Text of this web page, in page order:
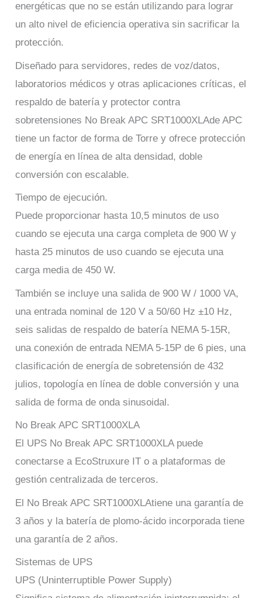
energéticas que no se están utilizando para lograr
un alto nivel de eficiencia operativa sin sacrificar la
protección.
Diseñado para servidores, redes de voz/datos,
laboratorios médicos y otras aplicaciones críticas, el
respaldo de batería y protector contra
sobretensiones No Break APC SRT1000XLAde APC
tiene un factor de forma de Torre y ofrece protección
de energía en línea de alta densidad, doble
conversión con escalable.
Tiempo de ejecución.
Puede proporcionar hasta 10,5 minutos de uso
cuando se ejecuta una carga completa de 900 W y
hasta 25 minutos de uso cuando se ejecuta una
carga media de 450 W.
También se incluye una salida de 900 W / 1000 VA,
una entrada nominal de 120 V a 50/60 Hz ±10 Hz,
seis salidas de respaldo de batería NEMA 5-15R,
una conexión de entrada NEMA 5-15P de 6 pies, una
clasificación de energía de sobretensión de 432
julios, topología en línea de doble conversión y una
salida de forma de onda sinusoidal.
No Break APC SRT1000XLA
El UPS No Break APC SRT1000XLA puede
conectarse a EcoStruxure IT o a plataformas de
gestión centralizada de terceros.
El No Break APC SRT1000XLAtiene una garantía de
3 años y la batería de plomo-ácido incorporada tiene
una garantía de 2 años.
Sistemas de UPS
UPS (Uninterruptible Power Supply)